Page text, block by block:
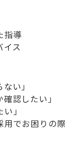
指導
イス
い」
認したい」
」
用でお困りの際